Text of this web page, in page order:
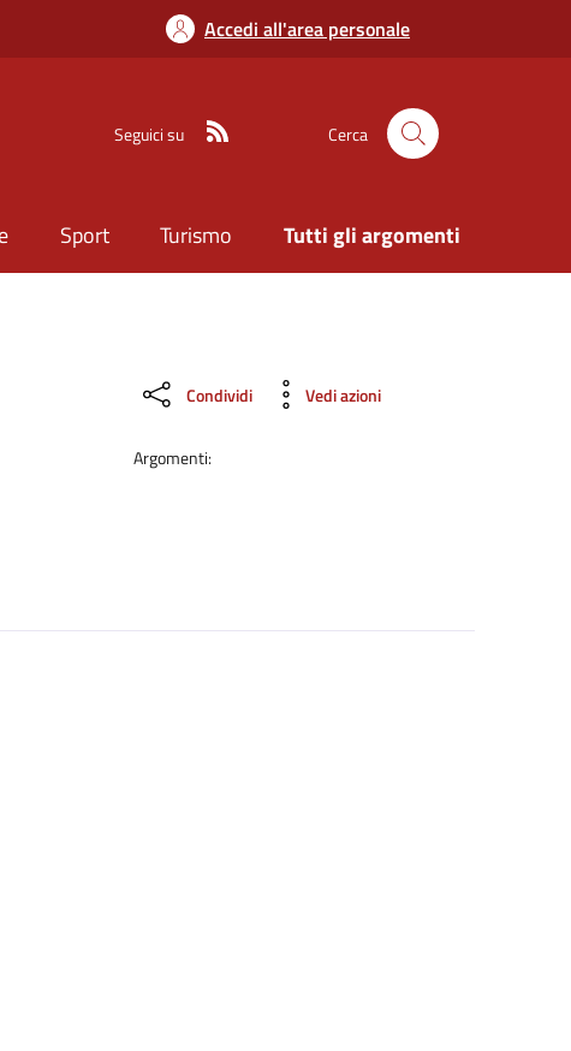
Accedi all'area personale
Seguici su Cerca
Sport Turismo Tutti gli argomenti
Condividi Vedi azioni
Argomenti: